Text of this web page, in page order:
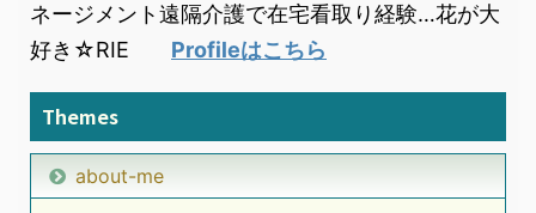
ネージメント遠隔介護で在宅看取り経験…花が大
好き☆RIE Profileはこちら
Themes
about-me